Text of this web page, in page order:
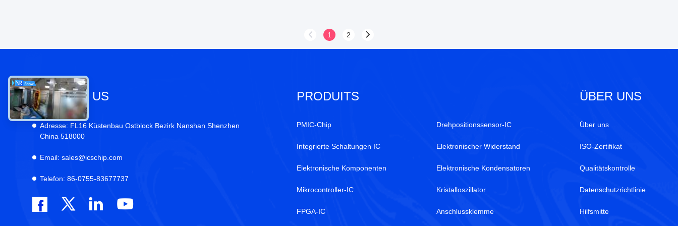
1 2
KONTAKT US
Adresse: FL16 Küstenbau Ostblock Bezirk Nanshan Shenzhen
China 518000
Email: sales@icschip.com
Telefon: 86-0755-83677737
PRODUITS
PMIC-Chip
Integrierte Schaltungen IC
Elektronische Komponenten
Mikrocontroller-IC
FPGA-IC
Drehpositionssensor-IC
Elektronischer Widerstand
Elektronische Kondensatoren
Kristalloszillator
Anschlussklemme
ÜBER UNS
Über uns
ISO-Zertifikat
Qualitätskontrolle
Datenschutzrichtlinie
Hilfsmitte